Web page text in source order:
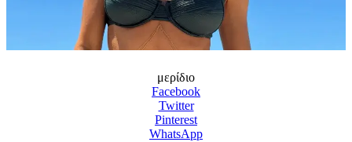
μερίδιο
Facebook
Twitter
Pinterest
WhatsApp